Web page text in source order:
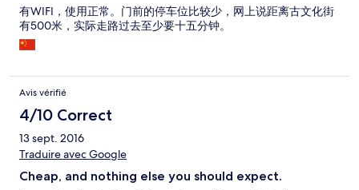
有WIFI，使用正常。门前的停车位比较少，网上说距离古文化街
有500米，实际走路过去至少要十五分钟。
Avis vérifié
4/10 Correct
13 sept. 2016
Traduire avec Google
Cheap, and nothing else you should expect.